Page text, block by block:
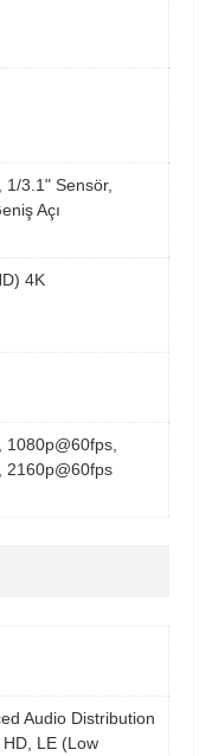
1/3.1" Sensör,
Açı
4K
2160p@60fps
Audio Distribution
HD, LE (Low